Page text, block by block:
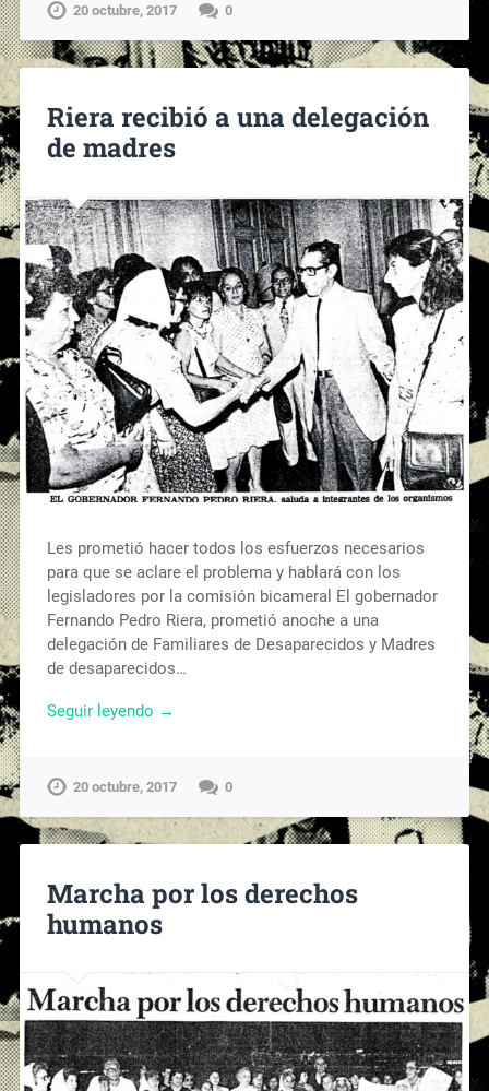
20 octubre, 2017 0
Riera recibió a una delegación
de madres
Les prometió hacer todos los esfuerzos necesarios
para que se aclare el problema y hablará con los
legisladores por la comisión bicameral El gobernador
Fernando Pedro Riera, prometió anoche a una
delegación de Familiares de Desaparecidos y Madres
de desaparecidos…
Seguir leyendo →
20 octubre, 2017 0
Marcha por los derechos
humanos